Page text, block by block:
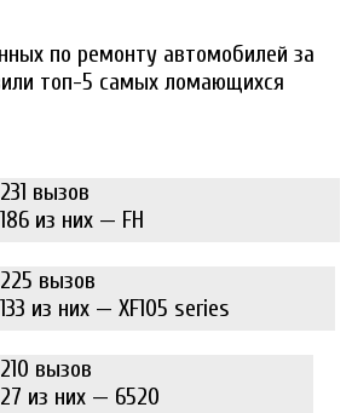
по ремонту автомобилей за
топ-5 самых ломающихся
231 вызов
186 из них — FH
225 вызов
133 из них — XF105 series
210 вызов
27 из них — 6520